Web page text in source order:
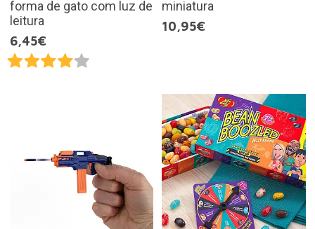
forma de gato com luz de
leitura
6,45€
miniatura
10,95€